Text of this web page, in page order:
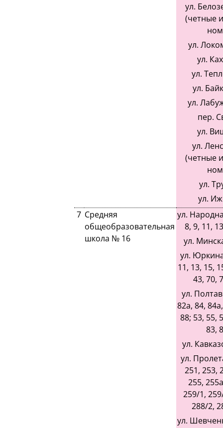
ул.
(четные
ул.
ул.
ул.
ул.
ул.
пер.
ул.
ул.
(четные
ул.
ул.
7 Средняя
общеобразовательная
школа № 16
ул.
8, 9, 11,
ул.
ул.
11, 13, 15,
43, 70,
ул.
82а, 84,
88; 53, 55,
83,
ул.
ул.
251, 253,
255,
259/1,
288/2,
ул.